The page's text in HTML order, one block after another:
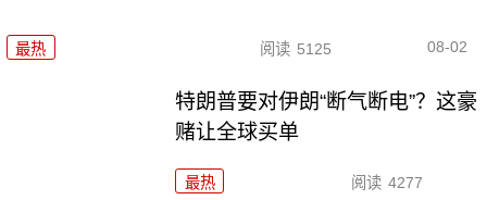
最热 阅读 5125 08-02
特朗普要对伊朗“断气断电”？这豪
赌让全球买单
最热 阅读 4277